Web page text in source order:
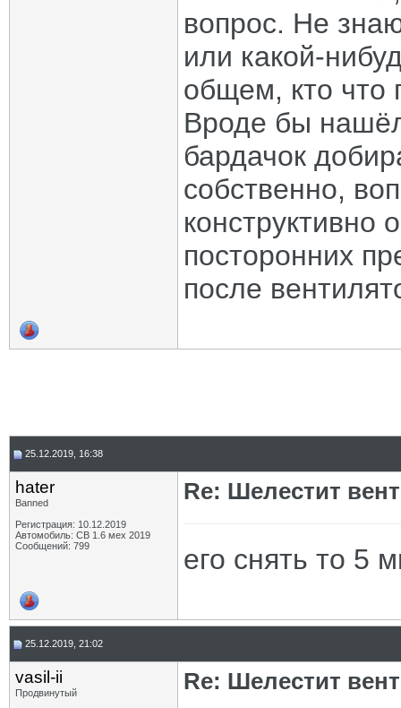
вопрос. Не
или какой-
общем, кто что
Вроде бы
бардачок
собственно,
конструктивно
посторонних
после
25.12.2019, 16:38
hater
Banned
Регистрация: 10.12.2019
Автомобиль: СВ 1.6 мех 2019
Сообщений: 799
Re: Шелестит
его снять то 5
25.12.2019, 21:02
vasil-ii
Продвинутый
Re: Шелестит